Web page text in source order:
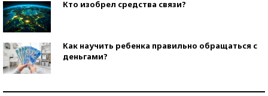
Кто изобрел средства связи?
Как научить ребенка правильно обращаться с
деньгами?